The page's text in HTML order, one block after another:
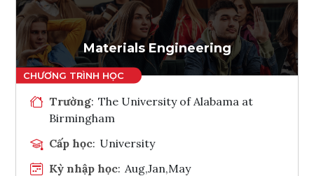
Tham vấn Interlink
Materials Engineering
Trường: The University of Alabama at
Birmingham
Cấp học: University
Kỳ nhập học: Aug,Jan,May